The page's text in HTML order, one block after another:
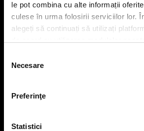
le pot combina cu alte informații
culese în urma folosirii serviciilor lor.
alegeți să continuați să utilizați
consimțământului
Necesare
Preferinţe
Statistici
Abonare Newsletter
Contact
Utile
Politica privind prelucrarea datelor
Preferințe cookies